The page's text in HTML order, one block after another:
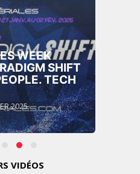
WEEK
SHIFT
TECH
2025
VIDÉOS